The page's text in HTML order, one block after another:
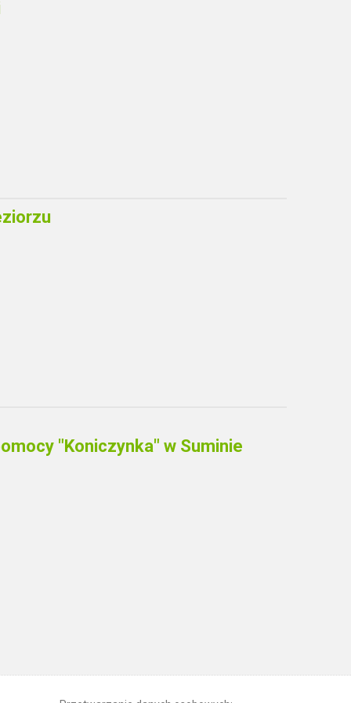
"Koniczynka" w Suminie